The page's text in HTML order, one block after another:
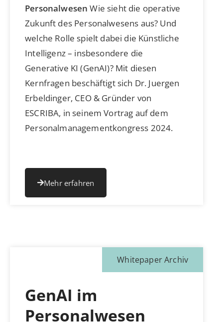
Personalwesen Wie sieht die operative
Zukunft des Personalwesens aus? Und
welche Rolle spielt dabei die Künstliche
Intelligenz – insbesondere die
Generative KI (GenAI)? Mit diesen
Kernfragen beschäftigt sich Dr. Juergen
Erbeldinger, CEO & Gründer von
ESCRIBA, in seinem Vortrag auf dem
Personalmanagementkongress 2024.
Mehr erfahren
Whitepaper Archiv
GenAI im
Personalwesen